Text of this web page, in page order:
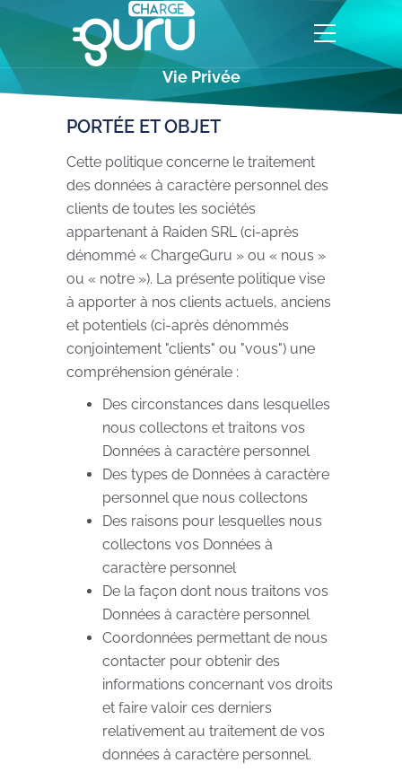
Vie Privée
PORTÉE ET OBJET
Cette politique concerne le traitement
des données à caractère personnel des
clients de toutes les sociétés
appartenant à Raiden SRL (ci-après
dénommé « ChargeGuru » ou « nous »
ou « notre »). La présente politique vise
à apporter à nos clients actuels, anciens
et potentiels (ci-après dénommés
conjointement "clients" ou "vous") une
compréhension générale :
Des circonstances dans lesquelles
nous collectons et traitons vos
Données à caractère personnel
Des types de Données à caractère
personnel que nous collectons
Des raisons pour lesquelles nous
collectons vos Données à
caractère personnel
De la façon dont nous traitons vos
Données à caractère personnel
Coordonnées permettant de nous
contacter pour obtenir des
informations concernant vos droits
et faire valoir ces derniers
relativement au traitement de vos
données à caractère personnel.